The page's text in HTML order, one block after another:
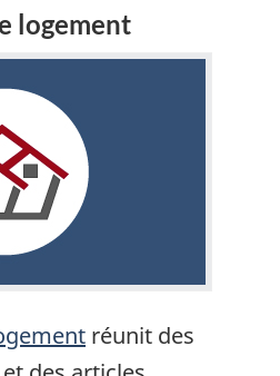
logement
réunit des